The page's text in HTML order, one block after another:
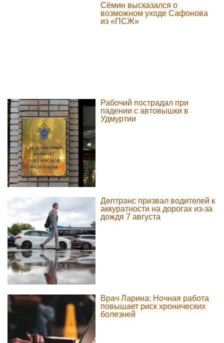
Сёмин высказался о
возможном уходе Сафонова
из «ПСЖ»
Рабочий пострадал при
падении с автовышки в
Удмуртии
Дептранс призвал водителей к
аккуратности на дорогах из-за
дождя 7 августа
Врач Ларина: Ночная работа
повышает риск хронических
болезней